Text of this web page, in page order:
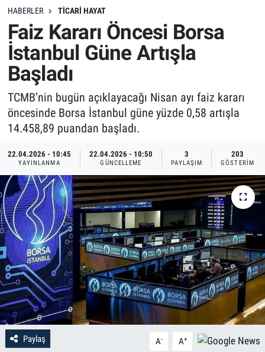
HABERLER TICARI HAYAT
Faiz Kararı Öncesi Borsa
İstanbul Güne Artışla
Başladı
TCMB’nin bugün açıklayacağı Nisan ayı faiz kararı
öncesinde Borsa İstanbul güne yüzde 0,58 artışla
14.458,89 puandan başladı.
22.04.2026 - 10:45
YAYINLANMA
22.04.2026 - 10:50
GÜNCELLEME
3
PAYLAŞIM
203
GÖSTERIM
Paylaş A- A+